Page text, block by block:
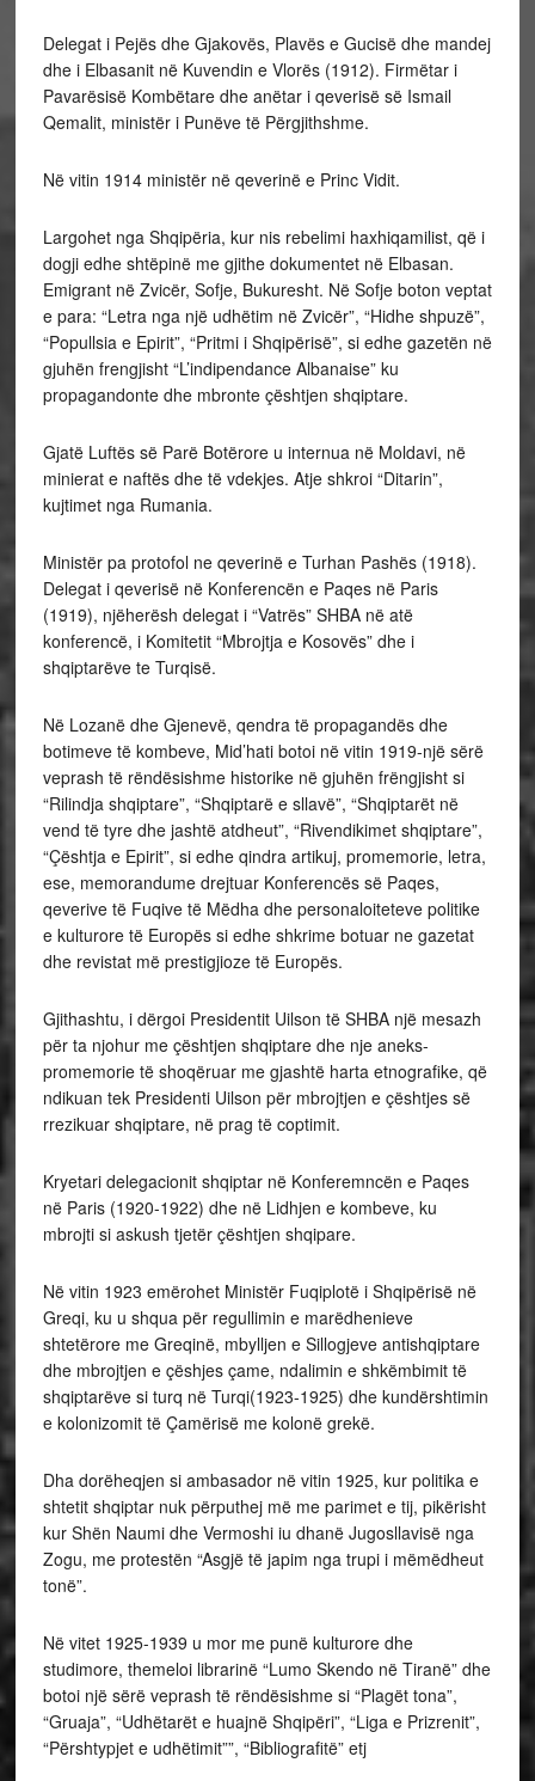
Delegat i Pejës dhe Gjakovës, Plavës e Gucisë dhe mandej
dhe i Elbasanit në Kuvendin e Vlorës (1912). Firmëtar i
Pavarësisë Kombëtare dhe anëtar i qeverisë së Ismail
Qemalit, ministër i Punëve të Përgjithshme.
Në vitin 1914 ministër në qeverinë e Princ Vidit.
Largohet nga Shqipëria, kur nis rebelimi haxhiqamilist, që i
dogji edhe shtëpinë me gjithe dokumentet në Elbasan.
Emigrant në Zvicër, Sofje, Bukuresht. Në Sofje boton veptat
e para: “Letra nga një udhëtim në Zvicër”, “Hidhe shpuzë”,
“Popullsia e Epirit”, “Pritmi i Shqipërisë”, si edhe gazetën në
gjuhën frengjisht “L’indipendance Albanaise” ku
propagandonte dhe mbronte çështjen shqiptare.
Gjatë Luftës së Parë Botërore u internua në Moldavi, në
minierat e naftës dhe të vdekjes. Atje shkroi “Ditarin”,
kujtimet nga Rumania.
Ministër pa protofol ne qeverinë e Turhan Pashës (1918).
Delegat i qeverisë në Konferencën e Paqes në Paris
(1919), njëherësh delegat i “Vatrës” SHBA në atë
konferencë, i Komitetit “Mbrojtja e Kosovës” dhe i
shqiptarëve te Turqisë.
Në Lozanë dhe Gjenevë, qendra të propagandës dhe
botimeve të kombeve, Mid’hati botoi në vitin 1919-një sërë
veprash të rëndësishme historike në gjuhën frëngjisht si
“Rilindja shqiptare”, “Shqiptarë e sllavë”, “Shqiptarët në
vend të tyre dhe jashtë atdheut”, “Rivendikimet shqiptare”,
“Çështja e Epirit”, si edhe qindra artikuj, promemorie, letra,
ese, memorandume drejtuar Konferencës së Paqes,
qeverive të Fuqive të Mëdha dhe personaloiteteve politike
e kulturore të Europës si edhe shkrime botuar ne gazetat
dhe revistat më prestigjioze të Europës.
Gjithashtu, i dërgoi Presidentit Uilson të SHBA një mesazh
për ta njohur me çështjen shqiptare dhe nje aneks-
promemorie të shoqëruar me gjashtë harta etnografike, që
ndikuan tek Presidenti Uilson për mbrojtjen e çështjes së
rrezikuar shqiptare, në prag të coptimit.
Kryetari delegacionit shqiptar në Konferemncën e Paqes
në Paris (1920-1922) dhe në Lidhjen e kombeve, ku
mbrojti si askush tjetër çështjen shqipare.
Në vitin 1923 emërohet Ministër Fuqiplotë i Shqipërisë në
Greqi, ku u shqua për regullimin e marëdhenieve
shtetërore me Greqinë, mbylljen e Sillogjeve antishqiptare
dhe mbrojtjen e çëshjes çame, ndalimin e shkëmbimit të
shqiptarëve si turq në Turqi(1923-1925) dhe kundërshtimin
e kolonizomit të Çamërisë me kolonë grekë.
Dha dorëheqjen si ambasador në vitin 1925, kur politika e
shtetit shqiptar nuk përputhej më me parimet e tij, pikërisht
kur Shën Naumi dhe Vermoshi iu dhanë Jugosllavisë nga
Zogu, me protestën “Asgjë të japim nga trupi i mëmëdheut
tonë”.
Në vitet 1925-1939 u mor me punë kulturore dhe
studimore, themeloi librarinë “Lumo Skendo në Tiranë” dhe
botoi një sërë veprash të rëndësishme si “Plagët tona”,
“Gruaja”, “Udhëtarët e huajnë Shqipëri”, “Liga e Prizrenit”,
“Përshtypjet e udhëtimit””, “Bibliografitë” etj